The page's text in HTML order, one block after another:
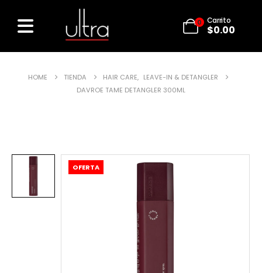
0 Carrito
$0.00
HOME TIENDA HAIR CARE, LEAVE-IN & DETANGLER
DAVROE TAME DETANGLER 300ML
OFERTA